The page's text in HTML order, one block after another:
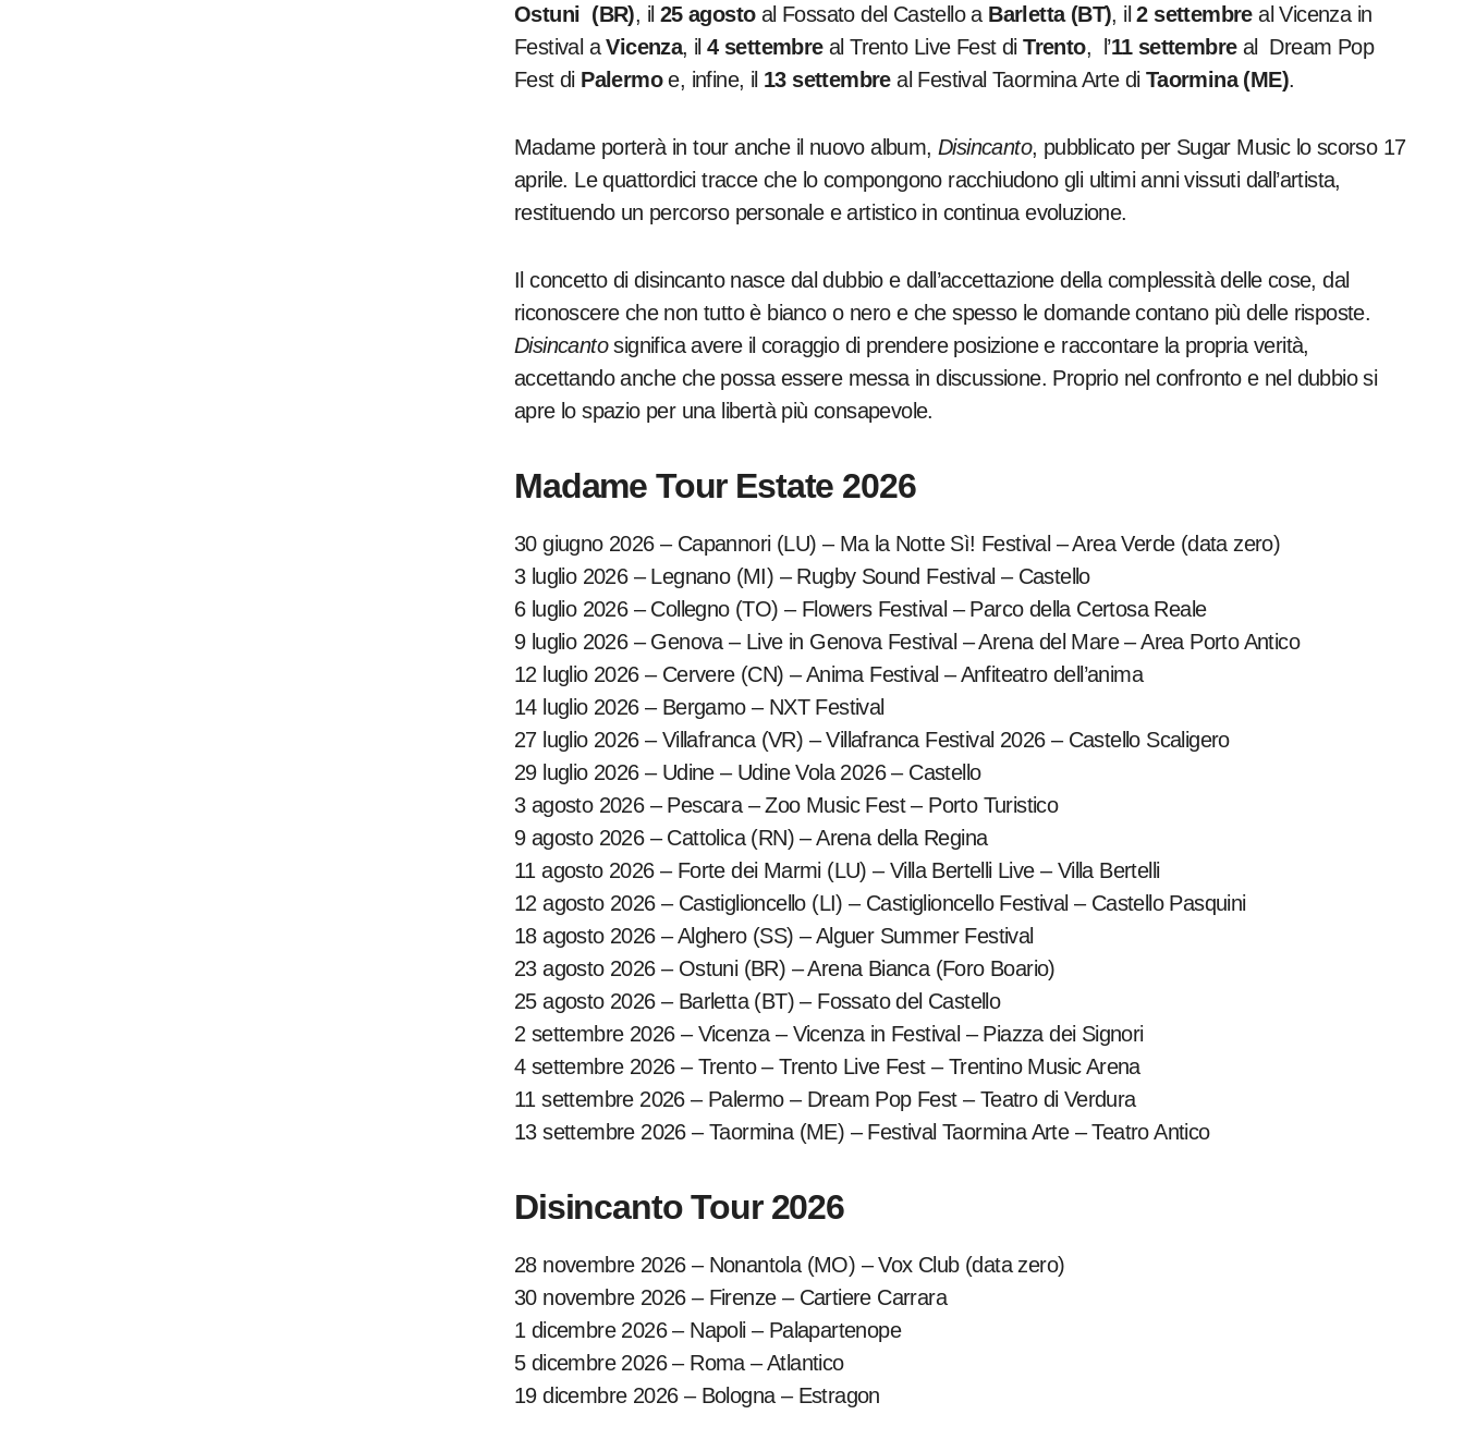
Ostuni (BR), il 25 agostoal Fossato del Castello a Barletta (BT), il2 settembreal Vicenza in
Festival aVicenza, il4 settembreal Trento Live Fest diTrento, l’11 settembreal Dream Pop
Fest di Palermoe, infine, il 13 settembreal Festival Taormina Arte di Taormina (ME).
Madame porterà in tour anche il nuovo album, Disincanto, pubblicato per Sugar Music lo scorso 17
aprile. Le quattordici tracce che lo compongono racchiudono gli ultimi anni vissuti dall’artista,
restituendo un percorso personale e artistico in continua evoluzione.
Il concetto di disincanto nasce dal dubbio e dall’accettazione della complessità delle cose, dal
riconoscere che non tutto è bianco o nero e che spesso le domande contano più delle risposte.
Disincantosignifica avere il coraggio di prendere posizione e raccontare la propria verità,
accettando anche che possa essere messa in discussione. Proprio nel confronto e nel dubbio si
apre lo spazio per una libertà più consapevole.
Madame Tour Estate 2026
30 giugno 2026 – Capannori (LU) – Ma la Notte Sì! Festival – Area Verde (data zero)
3 luglio 2026 – Legnano (MI) – Rugby Sound Festival – Castello
6 luglio 2026 – Collegno (TO) – Flowers Festival – Parco della Certosa Reale
9 luglio 2026 – Genova – Live in Genova Festival – Arena del Mare – Area Porto Antico
12 luglio 2026 – Cervere (CN) – Anima Festival – Anfiteatro dell’anima
14 luglio 2026 – Bergamo – NXT Festival
27 luglio 2026 – Villafranca (VR) – Villafranca Festival 2026 – Castello Scaligero
29 luglio 2026 – Udine – Udine Vola 2026 – Castello
3 agosto 2026 – Pescara – Zoo Music Fest – Porto Turistico
9 agosto 2026 – Cattolica (RN) – Arena della Regina
11 agosto 2026 – Forte dei Marmi (LU) – Villa Bertelli Live – Villa Bertelli
12 agosto 2026 – Castiglioncello (LI) – Castiglioncello Festival – Castello Pasquini
18 agosto 2026 – Alghero (SS) – Alguer Summer Festival
23 agosto 2026 – Ostuni (BR) – Arena Bianca (Foro Boario)
25 agosto 2026 – Barletta (BT) – Fossato del Castello
2 settembre 2026 – Vicenza – Vicenza in Festival – Piazza dei Signori
4 settembre 2026 – Trento – Trento Live Fest – Trentino Music Arena
11 settembre 2026 – Palermo – Dream Pop Fest – Teatro di Verdura
13 settembre 2026 – Taormina (ME) – Festival Taormina Arte – Teatro Antico
Disincanto Tour 2026
28 novembre 2026 – Nonantola (MO) – Vox Club (data zero)
30 novembre 2026 – Firenze – Cartiere Carrara
1 dicembre 2026 – Napoli – Palapartenope
5 dicembre 2026 – Roma – Atlantico
19 dicembre 2026 – Bologna – Estragon